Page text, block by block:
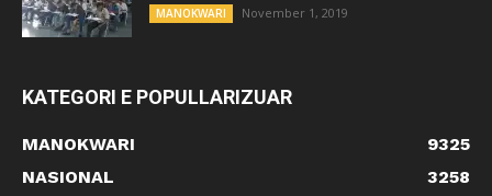
MANOKWARI November 1, 2019
KATEGORI E POPULLARIZUAR
MANOKWARI
9325
NASIONAL
3258